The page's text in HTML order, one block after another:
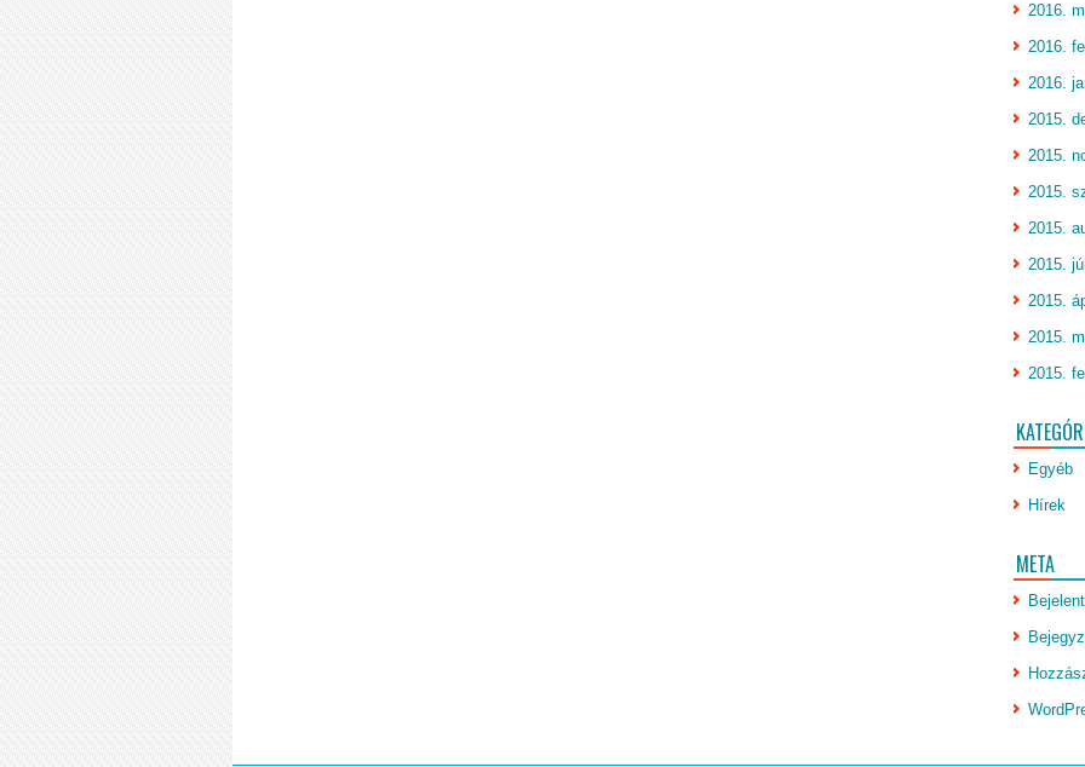
2016.
2016.
2016.
2015.
2015.
2015.
2015.
2015.
2015.
2015.
2015.
Egyéb
Hírek
META